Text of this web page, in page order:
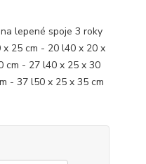
lepené spoje 3 roky
x 25 cm - 20 l40 x 20 x
cm - 27 l40 x 25 x 30
- 37 l50 x 25 x 35 cm